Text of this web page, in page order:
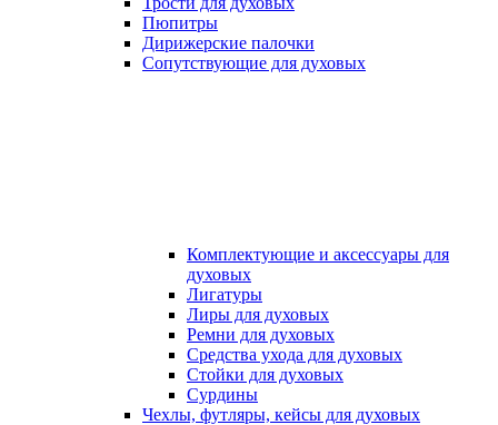
Пюпитры
Дирижерские палочки
Сопутствующие для духовых
Комплектующие и аксессуары для
духовых
Лигатуры
Лиры для духовых
Ремни для духовых
Средства ухода для духовых
Стойки для духовых
Сурдины
Чехлы, футляры, кейсы для духовых